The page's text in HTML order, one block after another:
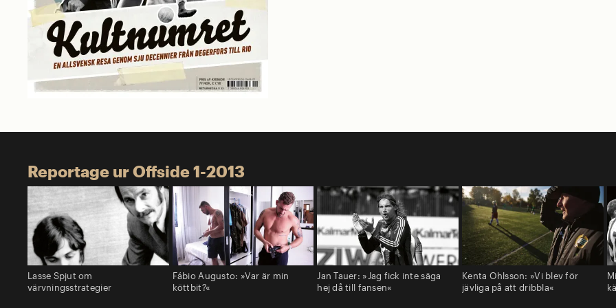
Reportage ur Offside 1-2013
Lasse Spjut om
värvningsstrategier
Fábio Augusto: »Var är min
köttbit?«
Jan Tauer: »Jag fick inte säga
hej då till fansen«
Kenta Ohlsson: »Vi blev för
jävliga på att dribbla«